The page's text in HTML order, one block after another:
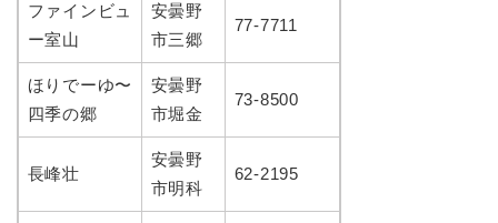
ファインビュ
ー室山
安曇野
市三郷
77-7711
ほりでーゆ〜
四季の郷
安曇野
市堀金
73-8500
長峰壮
安曇野
市明科
62-2195